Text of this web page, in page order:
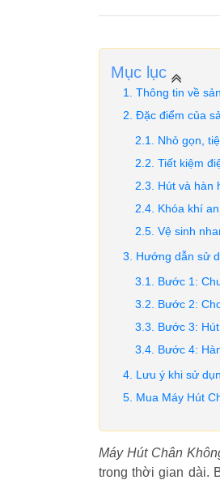
Mục lục
Thông tin về
Đặc điểm của
Nhỏ gọn,
Tiết kiệm
Hút và hàn
Khóa khí
Vệ sinh
Hướng dẫn sử
Bước 1:
Bước 2:
Bước 3:
Bước 4:
Lưu ý khi sử
Mua Máy Hút
Máy Hút Chân
trong thời gian dài.